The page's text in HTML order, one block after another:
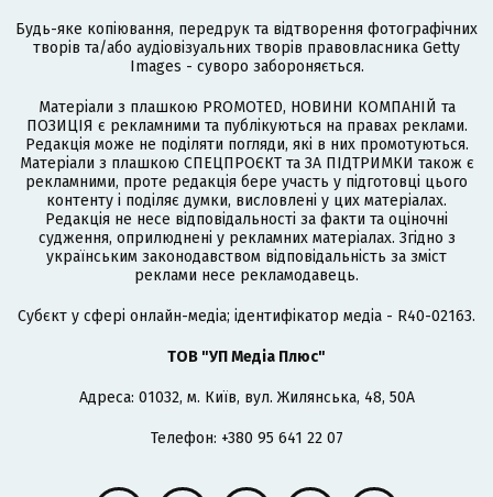
Будь-яке копіювання, передрук та відтворення фотографічних
творів та/або аудіовізуальних творів правовласника Getty
Images - суворо забороняється.
Матеріали з плашкою PROMOTED, НОВИНИ КОМПАНІЙ та
ПОЗИЦІЯ є рекламними та публікуються на правах реклами.
Редакція може не поділяти погляди, які в них промотуються.
Матеріали з плашкою СПЕЦПРОЄКТ та ЗА ПІДТРИМКИ також є
рекламними, проте редакція бере участь у підготовці цього
контенту і поділяє думки, висловлені у цих матеріалах.
Редакція не несе відповідальності за факти та оціночні
судження, оприлюднені у рекламних матеріалах. Згідно з
українським законодавством відповідальність за зміст
реклами несе рекламодавець.
Cубєкт у сфері онлайн-медіа; ідентифікатор медіа - R40-02163.
ТОВ "УП Медіа Плюс"
Адреса: 01032, м. Київ, вул. Жилянська, 48, 50А
Телефон: +380 95 641 22 07